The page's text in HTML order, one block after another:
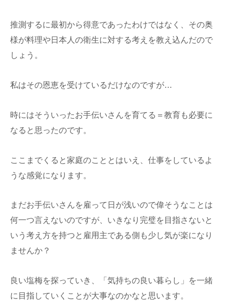
推測するに最初から得意であったわけではなく、その奥
様が料理や日本人の衛生に対する考えを教え込んだので
しょう。
私はその恩恵を受けているだけなのですが…
時にはそういったお手伝いさんを育てる＝教育も必要に
なると思ったのです。
ここまでくると家庭のこととはいえ、仕事をしているよ
うな感覚になります。
まだお手伝いさんを雇って日が浅いので偉そうなことは
何一つ言えないのですが、いきなり完璧を目指さないと
いう考え方を持つと雇用主である側も少し気が楽になり
ませんか？
良い塩梅を探っていき、「気持ちの良い暮らし」を一緒
に目指していくことが大事なのかなと思います。